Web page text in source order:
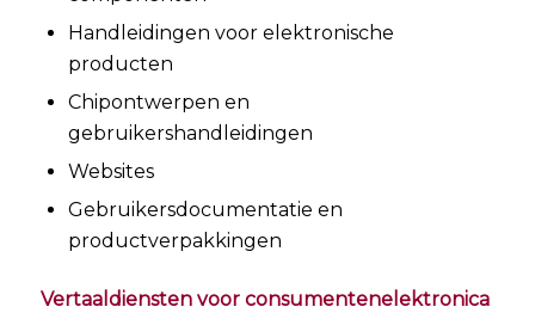
Handleidingen voor elektronische
producten
Chipontwerpen en
gebruikershandleidingen
Websites
Gebruikersdocumentatie en
productverpakkingen
Vertaaldiensten voor consumentenelektronica